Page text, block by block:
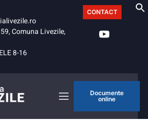
Comuna Livezile,
8-16
CONTACT
Documente
online